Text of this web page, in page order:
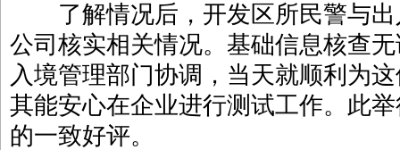
了解情况后，开发区所民警与出
公司核实相关情况。基础信息核查
入境管理部门协调，当天就顺利为
其能安心在企业进行测试工作。此
的一致好评。